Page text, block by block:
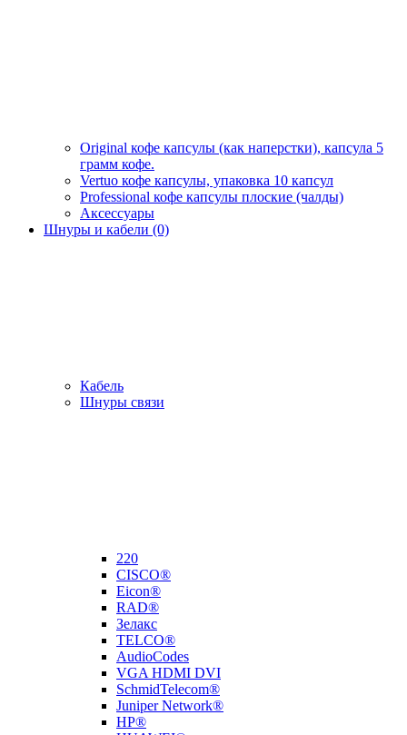
Original кофе капсулы (как наперстки), капсула 5
грамм кофе.
Vertuo кофе капсулы, упаковка 10 капсул
Professional кофе капсулы плоские (чалды)
Аксессуары
Шнуры и кабели (0)
Кабель
Шнуры связи
220
CISCO®
Eicon®
RAD®
Зелакс
TELCO®
AudioCodes
VGA HDMI DVI
SchmidTelecom®
Juniper Network®
HP®